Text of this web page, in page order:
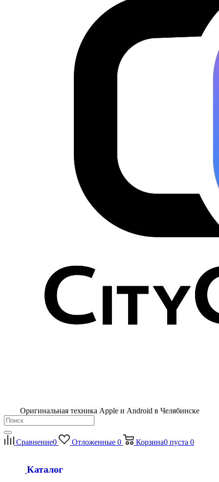
Оригинальная техника Apple и Android в Челябинске
Сравнение0 Отложенные 0 Корзина0 пуста 0
Каталог